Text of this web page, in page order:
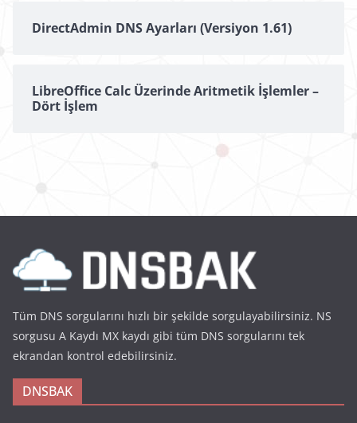
DirectAdmin DNS Ayarları (Versiyon 1.61)
LibreOffice Calc Üzerinde Aritmetik İşlemler –
Dört İşlem
Tüm DNS sorgularını hızlı bir şekilde sorgulayabilirsiniz. NS
sorgusu A Kaydı MX kaydı gibi tüm DNS sorgularını tek
ekrandan kontrol edebilirsiniz.
DNSBAK